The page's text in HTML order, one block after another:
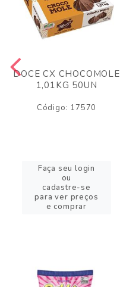
DOCE CX CHOCOMOLE
1,01KG 50UN
Código: 17570
Faça seu login
ou
cadastre-se
para ver preços
e comprar